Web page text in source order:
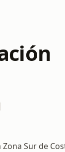
Sur de